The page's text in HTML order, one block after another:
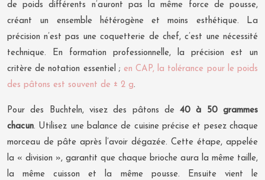
de poids différents n’auront pas la même force de pousse,
créant un ensemble hétérogène et moins esthétique. La
précision n’est pas une coquetterie de chef, c’est une nécessité
technique. En formation professionnelle, la précision est un
critère de notation essentiel ; en CAP, la tolérance pour le poids
des pâtons est souvent de ± 2 g.
Pour des Buchteln, visez des pâtons de40 à 50 grammes
chacun. Utilisez une balance de cuisine précise et pesez chaque
morceau de pâte après l’avoir dégazée. Cette étape, appelée
la « division », garantit que chaque brioche aura la même taille,
la même cuisson et la même pousse. Ensuite vient le